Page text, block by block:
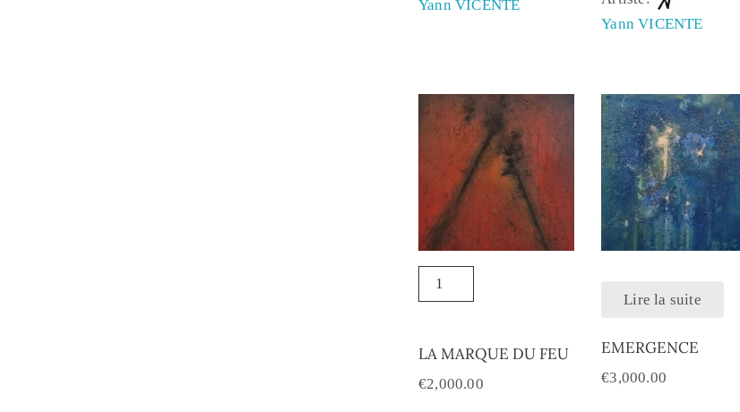
Yann VICENTE
Yann VICENTE
LA MARQUE DU FEU
€2,000.00
Lire la suite
EMERGENCE
€3,000.00